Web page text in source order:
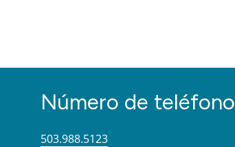
Número de teléfono
503.988.5123